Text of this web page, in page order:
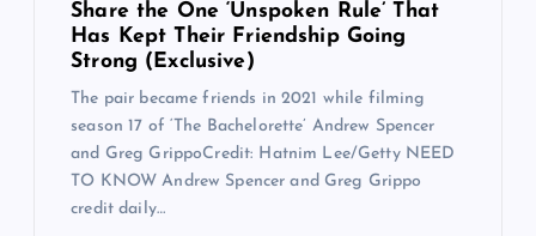
Share the One ‘Unspoken Rule’ That
Has Kept Their Friendship Going
Strong (Exclusive)
The pair became friends in 2021 while filming
season 17 of ‘The Bachelorette’ Andrew Spencer
and Greg GrippoCredit: Hatnim Lee/Getty NEED
TO KNOW Andrew Spencer and Greg Grippo
credit daily…